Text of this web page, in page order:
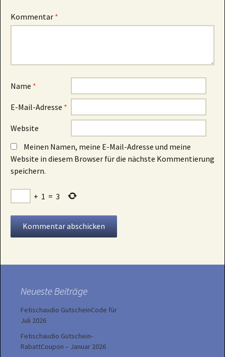
Kommentar *
Name *
E-Mail-Adresse *
Website
Meinen Namen, meine E-Mail-Adresse und meine
Website in diesem Browser für die nächste Kommentierung
speichern.
+ 1 = 3
Neueste Beiträge
Fetischaudio GutscheinCode für
Juli 2026
Fetischaudio Gutschein-
RabattCoupon – Januar 2026